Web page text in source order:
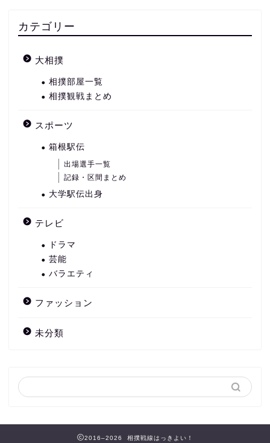
カテゴリー
大相撲
相撲部屋一覧
相撲観戦まとめ
スポーツ
箱根駅伝
出場選手一覧
記録・区間まとめ
大学駅伝出身
テレビ
ドラマ
芸能
バラエティ
ファッション
未分類
2016–2026 相撲戦線はっきよい！